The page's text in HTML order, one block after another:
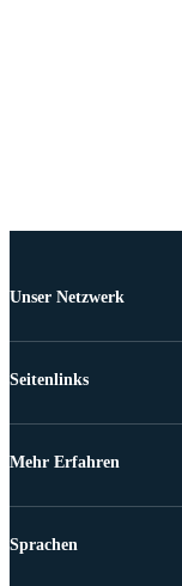
Unser Netzwerk
Seitenlinks
Mehr Erfahren
Sprachen